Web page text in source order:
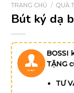
TRANG CHỦ / QUÀ
Bút ký dạ
BOSSI
TẶNG
TƯ